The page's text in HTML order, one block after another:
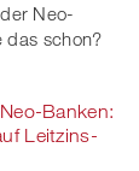
Neo-
das schon?
Banken:
Leitzins-